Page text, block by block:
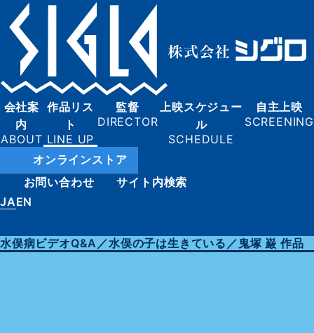
会社案
内
作品リス
ト
監督
上映スケジュー
ル
自主上映
オンラインストア
お問い合わせ
サイト内検索
JAEN
水俣病ビデオQ&A／水俣の子は生きている／鬼塚 巌 作品